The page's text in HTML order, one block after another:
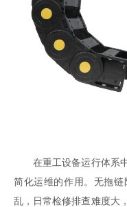
在重工设备运行体系中
简化运维的作用。无拖
乱，日常检修排查难度大